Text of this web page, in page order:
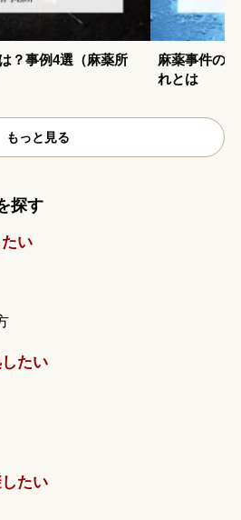
？事例4選（麻薬所
麻薬事件の
れとは
もっと見る
探す
い
たい
たい